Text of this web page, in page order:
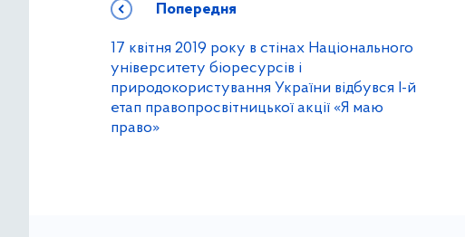
Попередня
17 квітня 2019 року в стінах Національного
університету біоресурсів і
природокористування України відбувся І-й
етап правопросвітницької акції «Я маю
право»